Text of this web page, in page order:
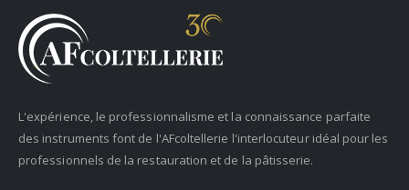
L'expérience, le professionnalisme et la connaissance parfaite
des instruments font de l'AFcoltellerie l'interlocuteur idéal pour les
professionnels de la restauration et de la pâtisserie.